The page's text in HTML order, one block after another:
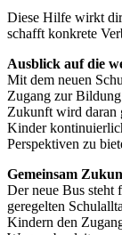
Diese Hilfe wirkt
schafft konkrete
Ausblick auf die
Mit dem neuen
Zugang zur
Zukunft wird daran
Kinder
Perspektiven zu
Gemeinsam
Der neue Bus steht
geregelten
Kindern den